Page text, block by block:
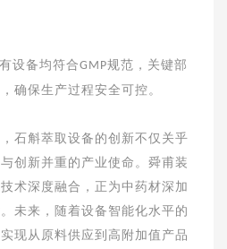
有设备均符合GMP规范，关键部
确保生产过程安全可控。
石斛萃取设备的创新不仅关乎
创新并重的产业使命。舜甫装
术深度融合，正为中药材深加
未来，随着设备智能化水平的
现从原料供应到高附加值产品